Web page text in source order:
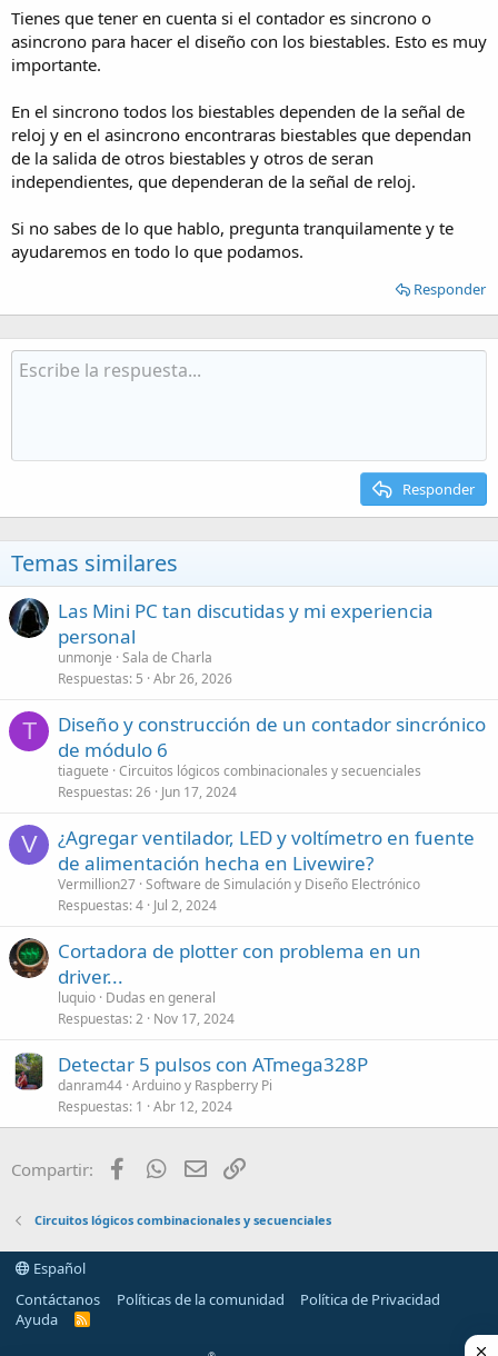
Tienes que tener en cuenta si el contador es sincrono o
asincrono para hacer el diseño con los biestables. Esto es muy
importante.
En el sincrono todos los biestables dependen de la señal de
reloj y en el asincrono encontraras biestables que dependan
de la salida de otros biestables y otros de seran
independientes, que dependeran de la señal de reloj.
Si no sabes de lo que hablo, pregunta tranquilamente y te
ayudaremos en todo lo que podamos.
Responder
Responder
Temas similares
Las Mini PC tan discutidas y mi experiencia
personal
unmonje Sala de Charla
Respuestas 5 Abr 26, 2026
T
Diseño y construcción de un contador sincrónico
de módulo 6
tiaguete Circuitos lógicos combinacionales y secuenciales
Respuestas 26 Jun 17, 2024
V
¿Agregar ventilador, LED y voltímetro en fuente
de alimentación hecha en Livewire?
Vermillion27 Software de Simulación y Diseño Electrónico
Respuestas 4 Jul 2, 2024
Cortadora de plotter con problema en un
driver...
luquio Dudas en general
Respuestas 2 Nov 17, 2024
Detectar 5 pulsos con ATmega328P
danram44 Arduino y Raspberry Pi
Respuestas 1 Abr 12, 2024
Compartir: FacebookWhatsApp
Email
Circuitos lógicos combinacionales y secuenciales
Español
Contáctanos
Políticas de la comunidad
Política de Privacidad
Ayuda
R